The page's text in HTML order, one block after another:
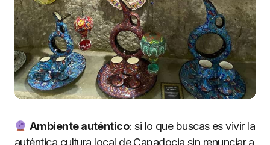
Ambiente auténtico: si lo que buscas es vivir la
auténtica cultura local de Capadocia sin renunciar a